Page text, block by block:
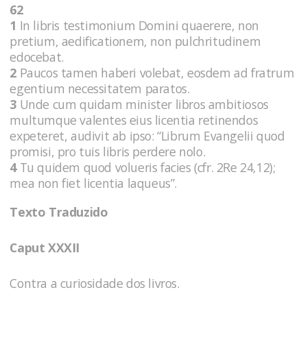
62
1 In libris testimonium Domini quaerere, non
pretium, aedificationem, non pulchritudinem
edocebat.
2 Paucos tamen haberi volebat, eosdem ad fratrum
egentium necessitatem paratos.
3 Unde cum quidam minister libros ambitiosos
multumque valentes eius licentia retinendos
expeteret, audivit ab ipso: “Librum Evangelii quod
promisi, pro tuis libris perdere nolo.
4Tu quidem quod volueris facies (cfr. 2Re 24,12);
mea non fiet licentia laqueus”.
Texto Traduzido
Caput XXXII
Contra a curiosidade dos livros.